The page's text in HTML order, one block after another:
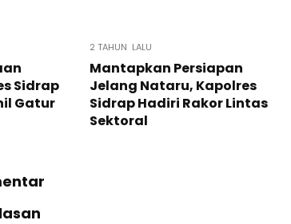
Sidrap
Gatur
2 TAHUN LALU
Mantapkan Persiapan
Jelang Nataru, Kapolres
Sidrap Hadiri Rakor Lintas
Sektoral